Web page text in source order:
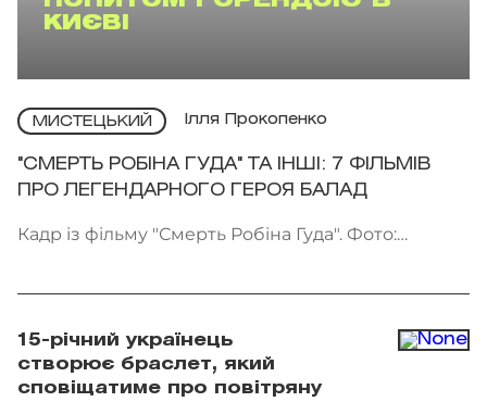
КИЄВІ
МИСТЕЦЬКИЙ Ілля Прокопенко
"СМЕРТЬ РОБІНА ГУДА" ТА ІНШІ: 7 ФІЛЬМІВ
ПРО ЛЕГЕНДАРНОГО ГЕРОЯ БАЛАД
Кадр із фільму "Смерть Робіна Гуда". Фото:
15-річний українець
створює браслет, який
сповіщатиме про повітряну